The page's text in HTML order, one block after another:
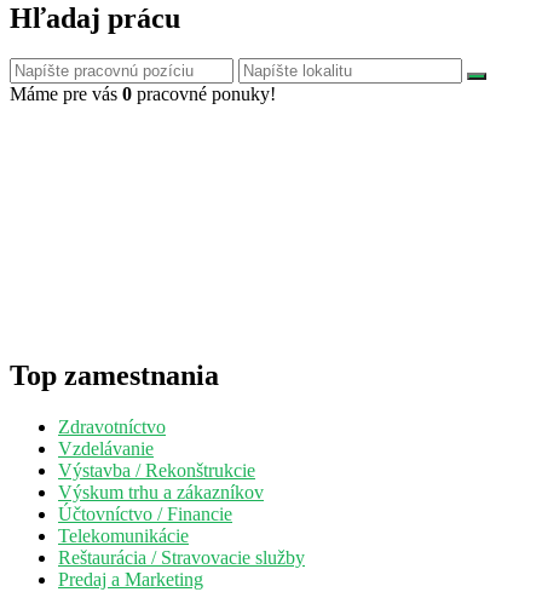
Hľadaj prácu
Máme pre vás 0 pracovné ponuky!
Top zamestnania
Zdravotníctvo
Vzdelávanie
Výstavba / Rekonštrukcie
Výskum trhu a zákazníkov
Účtovníctvo / Financie
Telekomunikácie
Reštaurácia / Stravovacie služby
Predaj a Marketing